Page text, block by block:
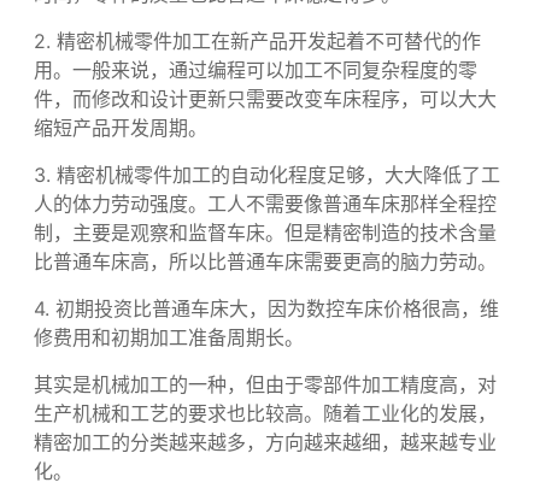
加工多个表面。与普通车床相比，可以节省很多工序和
时间，零件的质量也比普通车床稳定得多。
2. 精密机械零件加工在新产品开发起着不可替代的作
用。一般来说，通过编程可以加工不同复杂程度的零
件，而修改和设计更新只需要改变车床程序，可以大大
缩短产品开发周期。
3. 精密机械零件加工的自动化程度足够，大大降低了工
人的体力劳动强度。工人不需要像普通车床那样全程控
制，主要是观察和监督车床。但是精密制造的技术含量
比普通车床高，所以比普通车床需要更高的脑力劳动。
4. 初期投资比普通车床大，因为数控车床价格很高，维
修费用和初期加工准备周期长。
其实是机械加工的一种，但由于零部件加工精度高，对
生产机械和工艺的要求也比较高。随着工业化的发展，
精密加工的分类越来越多，方向越来越细，越来越专业